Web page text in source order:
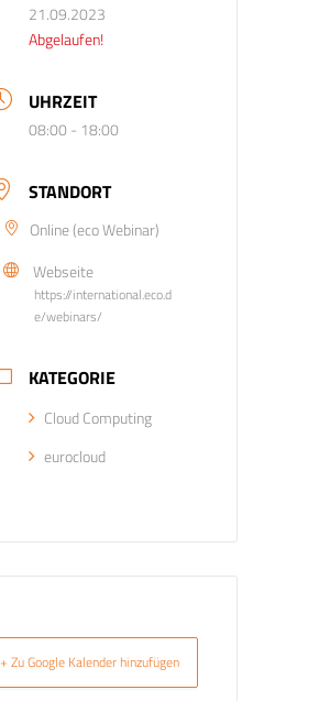
21.09.2023
Abgelaufen!
UHRZEIT
08:00 - 18:00
STANDORT
Online (eco Webinar)
Webseite
https://international.eco.d
e/webinars/
KATEGORIE
Cloud Computing
eurocloud
+ Zu Google Kalender hinzufügen